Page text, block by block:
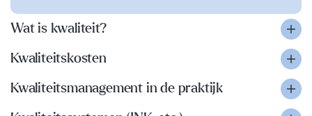
Wat is kwaliteit?
Kwaliteitskosten
Kwaliteitsmanagement in de praktijk